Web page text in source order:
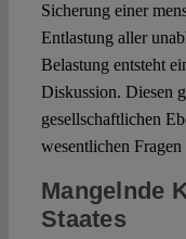
Sicherung einer
Entlastung aller
Belastung entsteht
Diskussion. Diesen
gesellschaftlichen
wesentlichen
Mangelnde
Staates